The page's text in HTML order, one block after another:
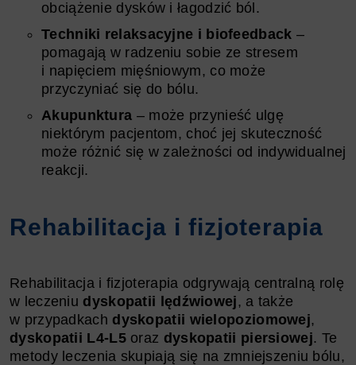
obciążenie dysków i łagodzić ból.
Techniki relaksacyjne i biofeedback –
pomagają w radzeniu sobie ze stresem
i napięciem mięśniowym, co może
przyczyniać się do bólu.
Akupunktura – może przynieść ulgę
niektórym pacjentom, choć jej skuteczność
może różnić się w zależności od indywidualnej
reakcji.
Rehabilitacja i fizjoterapia
Rehabilitacja i fizjoterapia odgrywają centralną rolę
w leczeniu dyskopatii lędźwiowej, a także
w przypadkach dyskopatii wielopoziomowej,
dyskopatii L4-L5oraz dyskopatii piersiowej. Te
metody leczenia skupiają się na zmniejszeniu bólu,